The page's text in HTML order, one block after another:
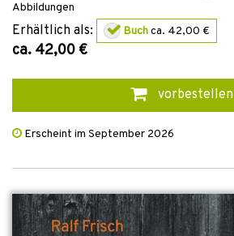
Abbildungen
Erhältlich als: Buchca. 42,00 €
ca. 42,00 €
vorbestellen
Erscheint im September 2026